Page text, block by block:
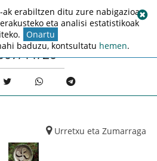
11/20
Urretxu eta Zumarraga
ak erabiltzen ditu zure nabigazioa
eta analisi estatistikoak
Onartu
baduzu, kontsultatu hemen.